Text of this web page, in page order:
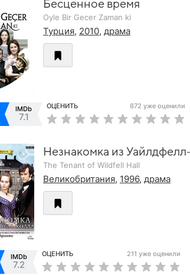
Бесценное время
Oyle Bir Gecer Zaman ki
Турция, 2010, драма
IMDb
7.1
ОЦЕНИТЬ 872 уже оценили
Незнакомка из
The Tenant of Wildfell Hall
Великобритания, 1996, драма
IMDb
7.2
ОЦЕНИТЬ 211 уже оценили